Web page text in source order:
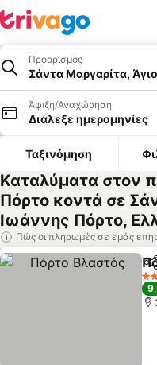
Προορισμός
Σάντα Μαργαρίτα,
Άφιξη/Αναχώρηση
Διάλεξε ημερομηνίες
Ταξινόμηση
Καταλύματα στον
Πόρτο κοντά σε
Ιωάννης Πόρτο,
Πώς οι πληρωμές σε εμάς
3